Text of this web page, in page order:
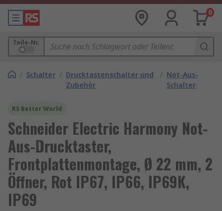
0
Teile-Nr.
/ Schalter / Drucktastenschalter und
Zubehör
/ Not-Aus-
Schalter
RS Better World
Schneider Electric Harmony Not-
Aus-Drucktaster,
Frontplattenmontage, Ø 22 mm, 2
Öffner, Rot IP67, IP66, IP69K,
IP69